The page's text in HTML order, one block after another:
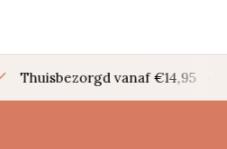
Thuisbezorgd vanaf €14,95